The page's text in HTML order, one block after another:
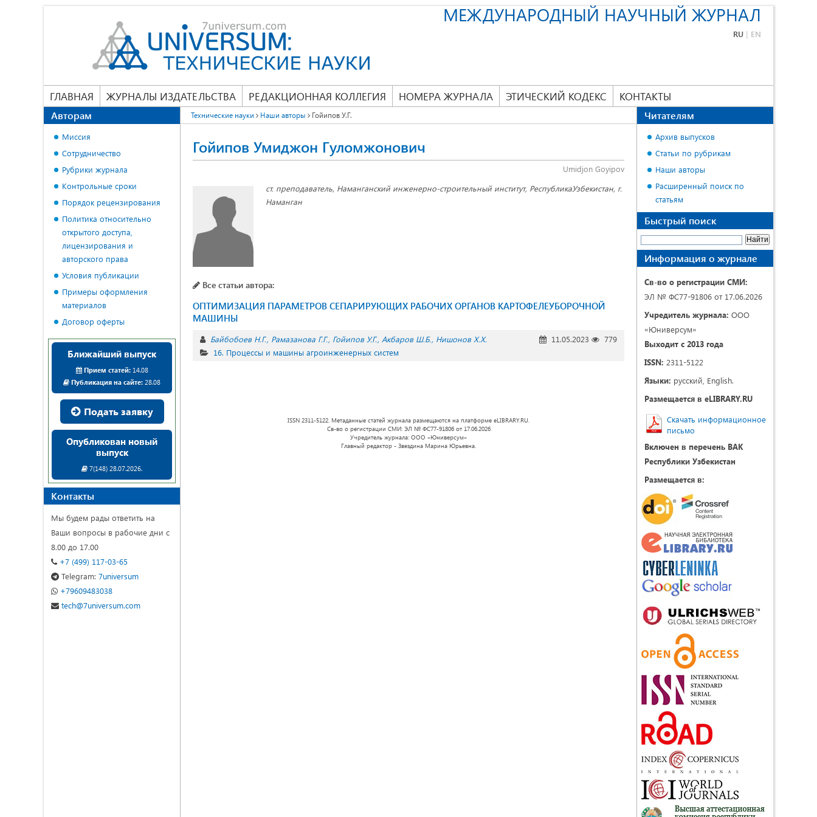
МЕЖДУНАРОДНЫЙ НАУЧНЫЙ ЖУРНАЛ
RU | EN
ГЛАВНАЯ ЖУРНАЛЫ ИЗДАТЕЛЬСТВА РЕДАКЦИОННАЯ КОЛЛЕГИЯ НОМЕРА ЖУРНАЛА ЭТИЧЕСКИЙ КОДЕКС КОНТАКТЫ
Технические науки Наши авторы Гойипов У.Г.
Гойипов Умиджон Гуломжонович
Umidjon Goyipov
ст. преподаватель, Наманганский инженерно-строительный институт, РеспубликаУзбекистан, г.
Наманган
Все статьи автора:
ОПТИМИЗАЦИЯ ПАРАМЕТРОВ СЕПАРИРУЮЩИХ РАБОЧИХ ОРГАНОВ КАРТОФЕЛЕУБОРОЧНОЙ
МАШИНЫ
Байбобоев Н.Г. Рамазанова Г.Г. Гойипов У.Г. Акбаров Ш.Б. Нишонов Х.Х. 11.05.2023
779
16. Процессы и машины агроинженерных систем
ISSN 2311-5122. Метаданные статей журнала размещаются на платформе eLIBRARY.RU.
Св-во о регистрации СМИ: ЭЛ № ФС77-91806 от 17.06.2026
Учредитель журнала: ООО «Юниверсум»
Главный редактор - Звездина Марина Юрьевна.
Авторам
Миссия
Сотрудничество
Рубрики журнала
Контрольные сроки
Порядок рецензирования
Политика относительно
открытого доступа,
лицензирования и
авторского права
Условия публикации
Примеры оформления
материалов
Договор оферты
Ближайший выпуск
Прием статей:14.08
Публикация на сайте: 28.08
Подать заявку
Опубликован новый
выпуск
7(148) 28.07.2026.
Контакты
Мы будем рады ответить на
Ваши вопросы в рабочие дни с
8.00 до 17.00
+7 (499) 117-03-65
Telegram: 7universum
+79609483038
tech@7universum.com
Читателям
Архив выпусков
Статьи по рубрикам
Наши авторы
Расширенный поиск по
статьям
Быстрый поиск
Информация о журнале
Св-во о регистрации СМИ:
ЭЛ № ФС77-91806 от 17.06.2026
Учредитель журнала: ООО
«Юниверсум»
Выходит с 2013 года
ISSN: 2311-5122
Языки: русский, English.
Размещается в eLIBRARY.RU
Скачать информационное
письмо
Включен в перечень ВАК
Республики Узбекистан
Размещается в: